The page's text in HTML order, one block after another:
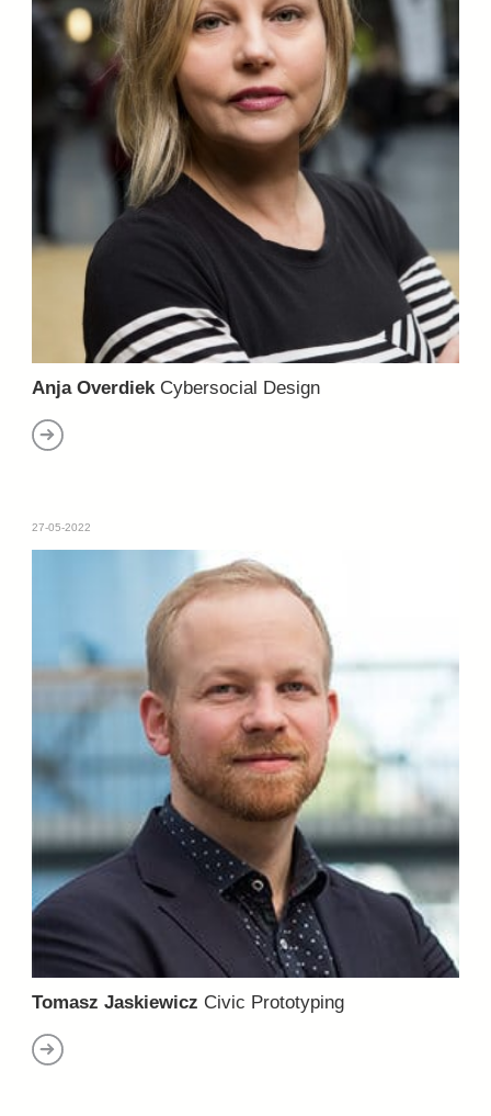
Anja Overdiek Cybersocial Design
27-05-2022
Tomasz Jaskiewicz Civic Prototyping